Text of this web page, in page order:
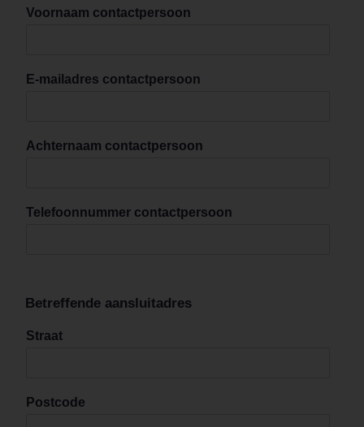
Voornaam contactpersoon
E-mailadres contactpersoon
Achternaam contactpersoon
Telefoonnummer contactpersoon
Betreffende aansluitadres
Straat
Postcode